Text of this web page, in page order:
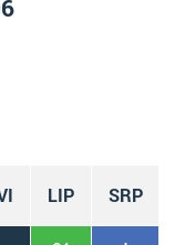
LIP SRP